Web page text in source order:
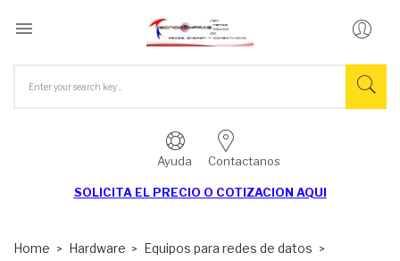

Ayuda Contactanos
SOLICITA EL PRECIO O COTIZACION AQUI
Home Hardware
Equipos para redes de datos